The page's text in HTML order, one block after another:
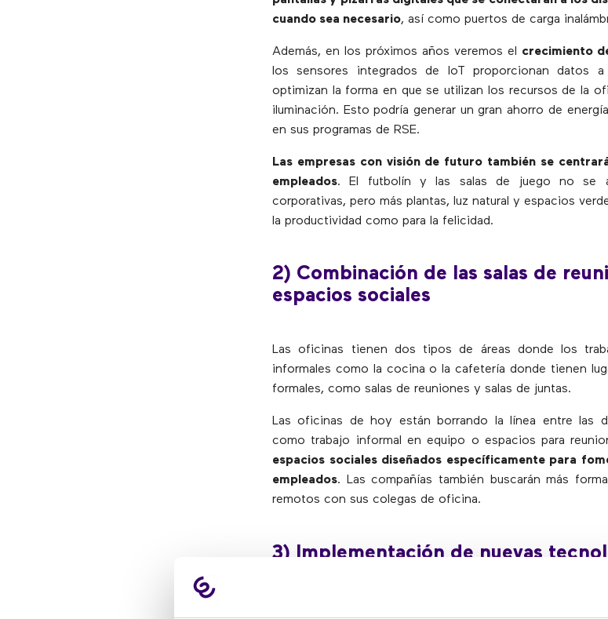
cuando sea necesario, así como puertos de carga
Además, en los próximos años veremos el crecimiento
los sensores integrados de IoT proporcionan datos a
optimizan la forma en que se utilizan los recursos de la
iluminación. Esto podría generar un gran ahorro de
en sus programas de RSE.
Las empresas con visión de futuro también se
empleados. El futbolín y las salas de juego no se
corporativas, pero más plantas, luz natural y espacios
la productividad como para la felicidad.
2) Combinación de las salas de
espacios sociales
Las oficinas tienen dos tipos de áreas donde los
informales como la cocina o la cafetería donde tienen
formales, como salas de reuniones y salas de juntas.
Las oficinas de hoy están borrando la línea entre las
como trabajo informal en equipo o espacios para
espacios sociales diseñados específicamente para
empleados. Las compañías también buscarán más
remotos con sus colegas de oficina.
3) Implementación de nuevas